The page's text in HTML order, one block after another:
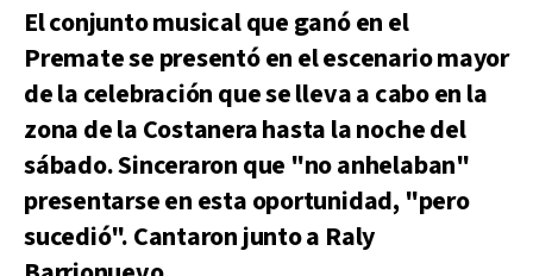
El conjunto musical que ganó en el
Premate se presentó en el escenario mayor
de la celebración que se lleva a cabo en la
zona de la Costanera hasta la noche del
sábado. Sinceraron que "no anhelaban"
presentarse en esta oportunidad, "pero
sucedió". Cantaron junto a Raly